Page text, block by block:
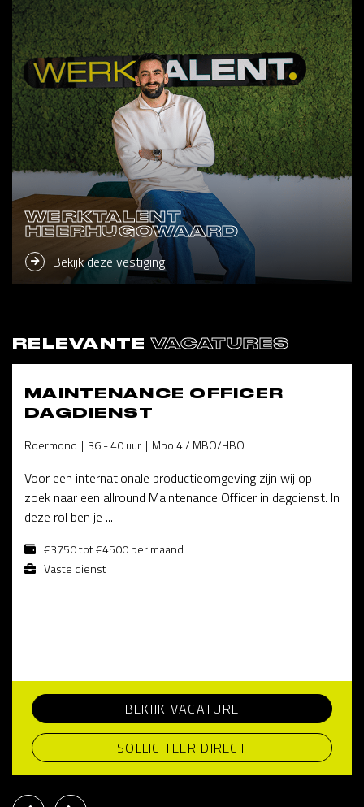
WERKTALENT
HEERHUGOWAARD
Bekijk deze vestiging
RELEVANTEVACATURES
MAINTENANCE OFFICER
DAGDIENST
Roermond 36 - 40 uur Mbo 4 / MBO/HBO
Voor een internationale productieomgeving zijn wij op
zoek naar een allround Maintenance Officer in dagdienst. In
deze rol ben je ...
€3750 tot €4500 per maand
Vaste dienst
BEKIJK VACATURE
SOLLICITEER DIRECT